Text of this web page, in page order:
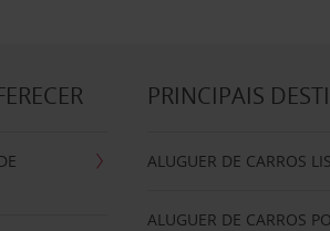
PRINCIPAIS
ALUGUER DE CARROS
ALUGUER DE CARROS